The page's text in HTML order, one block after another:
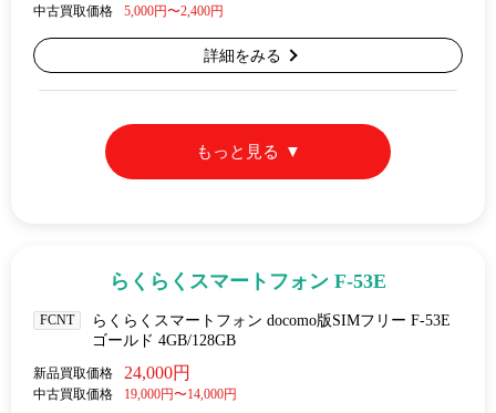
中古買取価格 5,000円〜2,400円
詳細をみる
もっと見る
らくらくスマートフォン F-53E
FCNT
らくらくスマートフォン docomo版SIMフリー F-53E
ゴールド 4GB/128GB
新品買取価格 24,000円
中古買取価格 19,000円〜14,000円